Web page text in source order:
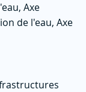
Axe
de l'eau, Axe